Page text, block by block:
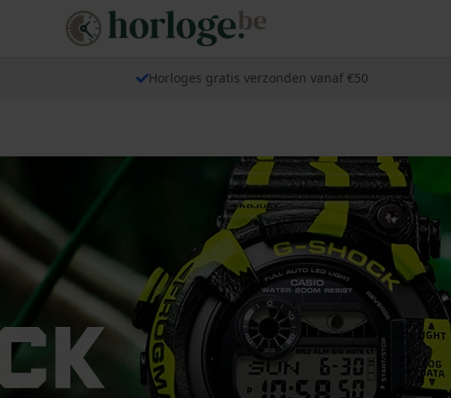
Horloges gratis verzonden vanaf €50